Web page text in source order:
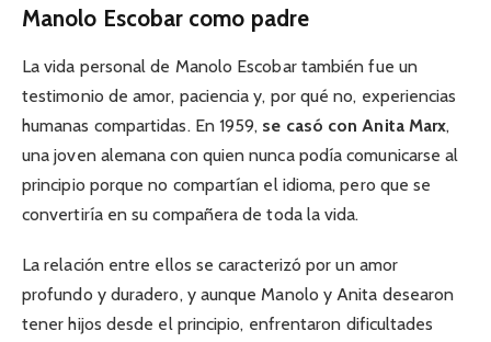
Manolo Escobar como padre
La vida personal de Manolo Escobar también fue un
testimonio de amor, paciencia y, por qué no, experiencias
humanas compartidas. En 1959, se casó con Anita Marx,
una joven alemana con quien nunca podía comunicarse al
principio porque no compartían el idioma, pero que se
convertiría en su compañera de toda la vida.
La relación entre ellos se caracterizó por un amor
profundo y duradero, y aunque Manolo y Anita desearon
tener hijos desde el principio, enfrentaron dificultades